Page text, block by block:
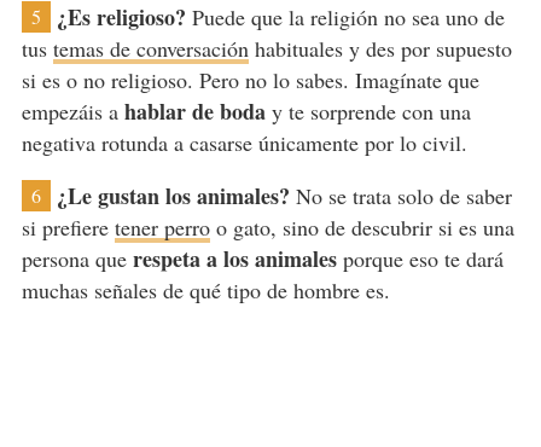
5 ¿Es religioso? Puede que la religión no sea uno de
tus temas de conversaciónhabituales y des por supuesto
si es o no religioso. Pero no lo sabes. Imagínate que
empezáis a hablar de boday te sorprende con una
negativa rotunda a casarse únicamente por lo civil.
6 ¿Le gustan los animales? No se trata solo de saber
si prefiere tener perroo gato, sino de descubrir si es una
persona que respeta a los animalesporque eso te dará
muchas señales de qué tipo de hombre es.